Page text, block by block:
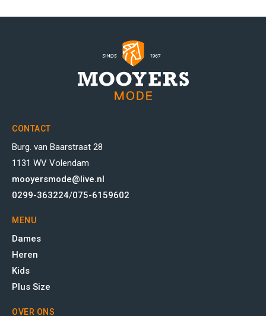
CONTACT
Burg. van Baarstraat 28
1131 WV Volendam
mooyersmode@live.nl
0299-363224/075-6159602
MENU
Dames
Heren
Kids
Plus Size
OVER ONS